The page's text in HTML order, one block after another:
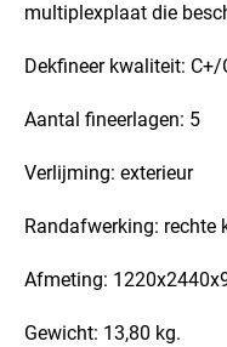
multiplexplaat die
Dekfineer kwaliteit: C+/
Aantal fineerlagen: 5
Verlijming: exterieur
Randafwerking: rechte
Afmeting:
Gewicht: 13,80 kg.